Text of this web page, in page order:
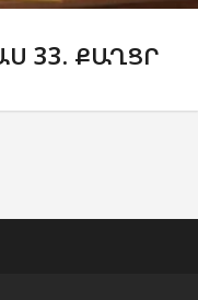
33. ՔԱՂՑՐ